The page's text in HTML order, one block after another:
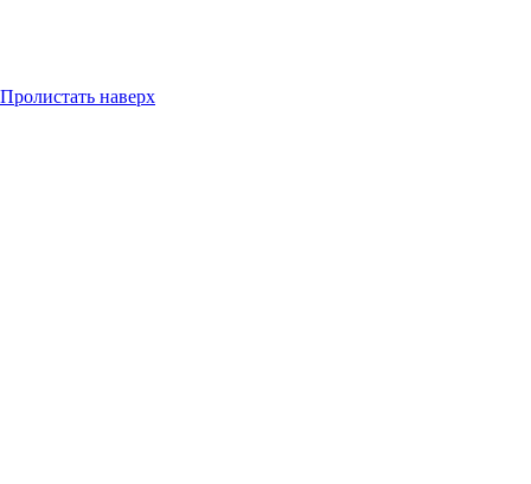
Пролистать наверх